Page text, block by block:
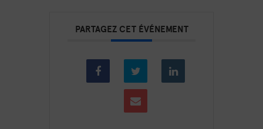
PARTAGEZ CET ÉVÉNEMENT